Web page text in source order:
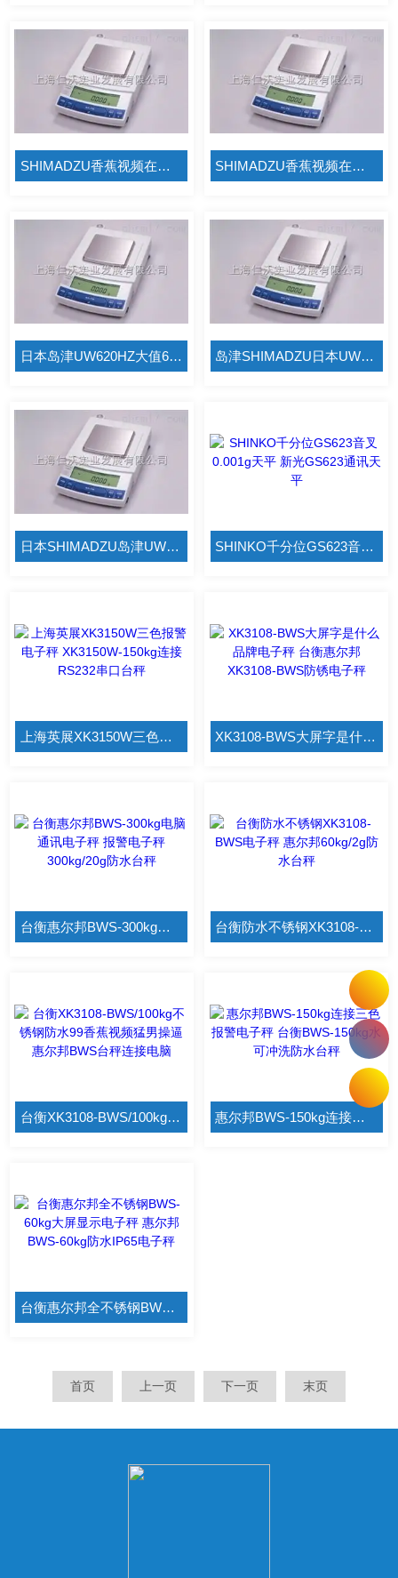
SHIMADZU香蕉视频在线视频日本岛津UW220H/0.001g内置Windows直通视窗数据香蕉视频在线视频 SHIMADZU香蕉视频在线视频日本岛津UW420H/0.001g传送数据天平
日本岛津UW620HZ大值620g/1mg温度天平 SHIMADZU千分位天平UW620H 岛津SHIMADZU日本UW1020H全自动内校天平 UW1020H/1mg精密天平
日本SHIMADZU岛津UW820H直通Excel通讯天平 岛津UW820H/1mg千分之一天平 SHINKO千分位GS623音叉0.001g天平 新光GS623通讯天平
上海英展XK3150W三色报警电子秤 XK3150W-150kg连接RS232串口台秤 XK3108-BWS大屏字是什么品牌电子秤 台衡惠尔邦XK3108-BWS防锈电子秤
台衡惠尔邦BWS-300kg电脑通讯电子秤 报警电子秤300kg/20g防水台秤 台衡防水不锈钢XK3108-BWS电子秤 惠尔邦60kg/2g防水台秤
台衡XK3108-BWS/100kg不锈钢防水99香蕉视频猛男操逼 惠尔邦BWS台秤连接电脑 惠尔邦BWS-150kg连接三色报警电子秤 台衡BWS-150kg水可冲洗防水台秤
台衡惠尔邦全不锈钢BWS-60kg大屏显示电子秤 惠尔邦BWS-60kg防水IP65电子秤
首页 上一页 下一页 末页